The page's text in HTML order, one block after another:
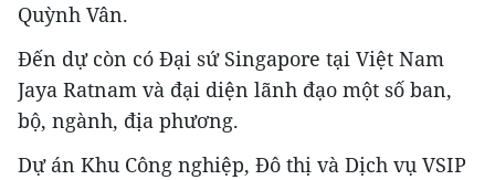
Quỳnh Vân.
Đến dự còn có Đại sứ Singapore tại Việt Nam
Jaya Ratnam và đại diện lãnh đạo một số ban,
bộ, ngành, địa phương.
Dự án Khu Công nghiệp, Đô thị và Dịch vụ VSIP